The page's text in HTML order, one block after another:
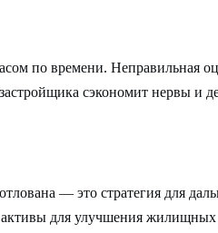
по времени. Неправильная
сэкономит нервы и
— это стратегия для
активы для улучшения